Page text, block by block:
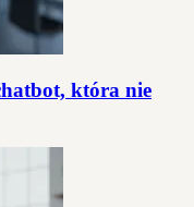
która nie